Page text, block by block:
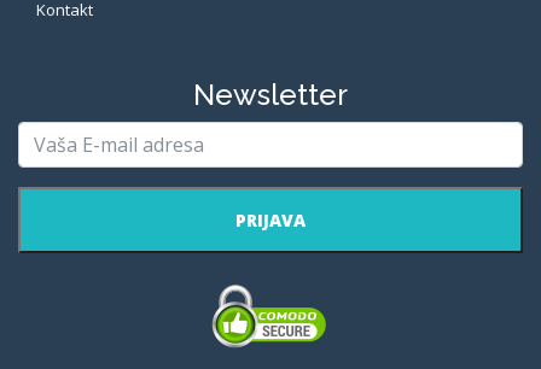
Kontakt
Newsletter
PRIJAVA